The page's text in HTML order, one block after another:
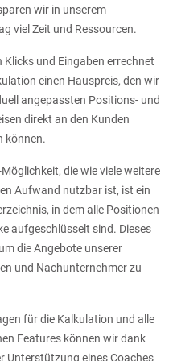
wir in unserem
viel Zeit und Ressourcen.
Klicks und Eingaben errechnet
einen Hauspreis, den wir
angepassten Positions- und
direkt an den Kunden
können.
die wie viele weitere
Aufwand nutzbar ist, ist ein
in dem alle Positionen
aufgeschlüsselt sind. Dieses
die Angebote unserer
und Nachunternehmer zu
für die Kalkulation und alle
Features können wir dank
Unterstützung eines Coaches